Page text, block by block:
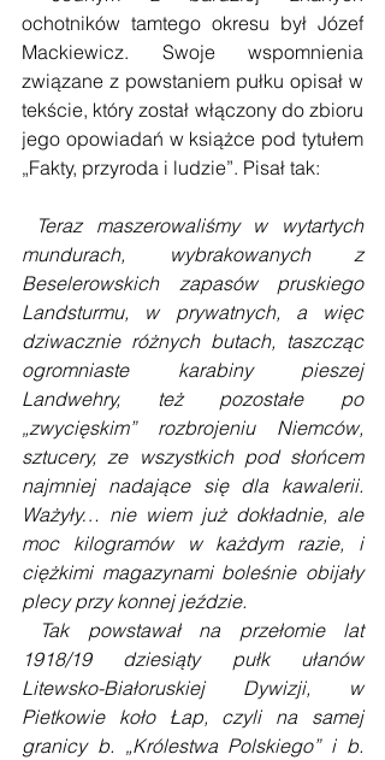
ochotników tamtego okresu był Józef
Mackiewicz. Swoje wspomnienia
związane z powstaniem pułku opisał w
tekście, który został włączony do zbioru
jego opowiadań w książce pod tytułem
„Fakty, przyroda i ludzie”. Pisał tak:
Teraz maszerowaliśmy w wytartych
mundurach, wybrakowanych z
Beselerowskich zapasów pruskiego
Landsturmu, w prywatnych, a więc
dziwacznie różnych butach, taszcząc
ogromniaste karabiny pieszej
Landwehry, też pozostałe po
„zwycięskim” rozbrojeniu Niemców,
sztucery, ze wszystkich pod słońcem
najmniej nadające się dla kawalerii.
Ważyły… nie wiem już dokładnie, ale
moc kilogramów w każdym razie, i
ciężkimi magazynami boleśnie obijały
plecy przy konnej jeździe.
Tak powstawał na przełomie lat
1918/19 dziesiąty pułk ułanów
Litewsko-Białoruskiej Dywizji, w
Pietkowie koło Łap, czyli na samej
granicy b. „Królestwa Polskiego” i b.